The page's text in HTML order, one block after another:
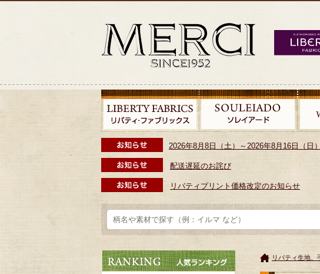
2026年8月8日（土）～2026年8月16日（日
配送遅延のお詫び
リバティプリント価格改定のお知らせ
リバティ生地